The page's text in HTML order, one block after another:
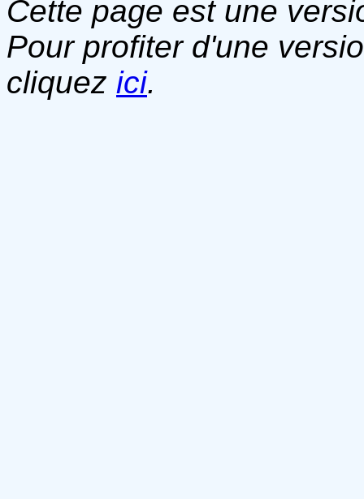
Cette page est une
Pour profiter d'une
cliquez ici.